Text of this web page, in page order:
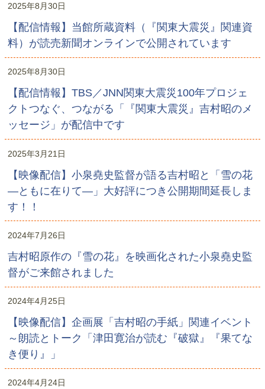
2025年8月30日
【配信情報】当館所蔵資料（『関東大震災』関連資
料）が読売新聞オンラインで公開されています
2025年8月30日
【配信情報】TBS／JNN関東大震災100年プロジェ
クトつなぐ、つながる「『関東大震災』吉村昭のメ
ッセージ」が配信中です
2025年3月21日
【映像配信】小泉堯史監督が語る吉村昭と「雪の花
―ともに在りて―」大好評につき公開期間延長しま
す！！
2024年7月26日
吉村昭原作の『雪の花』を映画化された小泉堯史監
督がご来館されました
2024年4月25日
【映像配信】企画展「吉村昭の手紙」関連イベント
～朗読とトーク「津田寛治が読む『破獄』『果てな
き便り』」
2024年4月24日